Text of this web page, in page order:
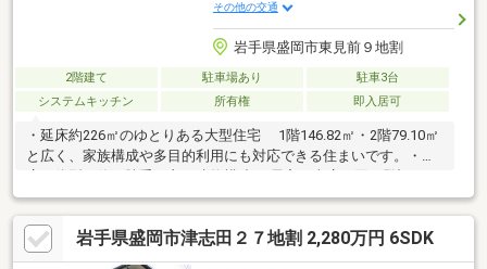
その他の交通
岩手県盛岡市東見前９地割
2階建て 駐車場あり
駐車3台
システムキッチン
所有権 即入居可
・延床約226㎡のゆとりある大型住宅 1階146.82㎡・2階79.10㎡
と広く、家族構成や多目的利用にも対応できる住まいです。・車
日常の駐車・収納・作業スペースとして便利に使えます。・平成6
年増築による機能性向上 増築により生活空間が拡張され、間取
りの自由度や居住性が高まっています。・落ち着いた住宅環境で
生活しやすい立地 東見前エリアは戸建てが多く、静かでゆった
岩手県盛岡市津志田２７地割 2,280万円 6SDK